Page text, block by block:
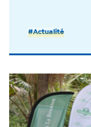
#Actualité